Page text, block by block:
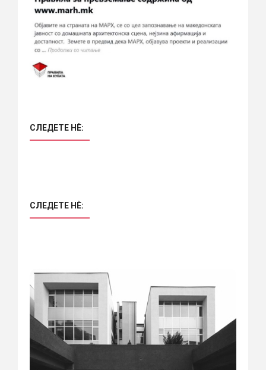
СЛЕДЕТЕ НÈ:
СЛЕДЕТЕ НÈ: